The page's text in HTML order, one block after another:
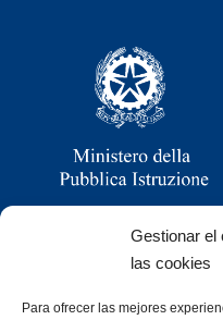
Gestionar el
las cookies
Para ofrecer las mejores
Ramsay 2251, CABA,